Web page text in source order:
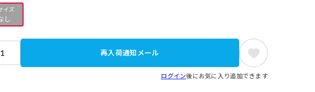
イズ
し
再入荷通知メール
ログイン後にお気に入り追加できます